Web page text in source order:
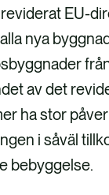
a
v
i
a
e
-
p
EU-
nya
av det
ha stor
i såväl
bebyggelse.